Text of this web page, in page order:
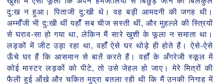
दु:ख न हुआ। पिताजी दु:खी थे। वह बड़ी आमदनी की जगह थी।
अम्मॉँजी भी दु:खी थीं यहॉँ सब चीज सस्ती थीं, और मुहल्ले की स्त्रियों
से घराव-सा हो गया था, लेकिन मैं सारे खुशी के फूला न समाता था।
लड़कों में जीट उड़ा रहा था, वहॉँ ऐसे घर थोड़े ही होते हैं। ऐसे-ऐसे
ऊँचे घर हैं कि आसमान से बातें करते हैं। वहॉँ के अँगरेजी स्कूल में
कोई मास्टर लड़कों को पीटे, तो उसे जेहल हो जाए। मेरे मित्रों की
फैली हुई ऑंखे और चकित मुद्रा बतला रही थी कि मैं उनकी निगाह में